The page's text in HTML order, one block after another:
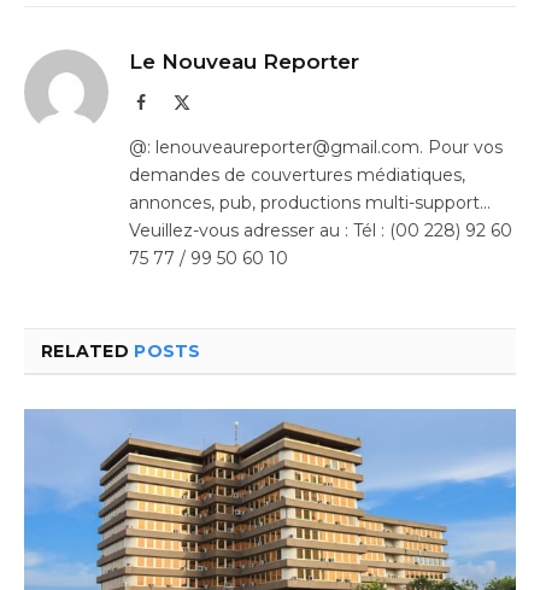
Le Nouveau Reporter
Facebook
@: lenouveaureporter@gmail.com. Pour vos
demandes de couvertures médiatiques,
annonces, pub, productions multi-support…
Veuillez-vous adresser au : Tél : (00 228) 92 60
75 77 / 99 50 60 10
RELATED POSTS